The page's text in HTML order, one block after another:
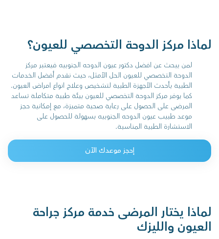
لماذا مركز الدوحة التخصصي للعيون؟
لمن يبحث عن افضل دكتور عيون الدوحه الجنوبيه فيعتبر مركز
الدوحة التخصصي للعيون الحل الأمثل، حيث نقدم أفضل الخدمات
الطبية بأحدث الأجهزة الطبية لتشخيص وعلاج انواع امراض العيون.
كما يوفر مركز الدوحة التخصصي للعيون بيئة طبية متكاملة تساعد
المرضى على الحصول على رعاية صحية متميزة، مع إمكانية حجز
موعد طبيب عيون الدوحه الجنوبيه بسهولة للحصول على
الاستشارة الطبية المناسبة.
إحجز موعدك الآن
لماذا يختار المرضى خدمة مركز جراحة
العيون والليزك